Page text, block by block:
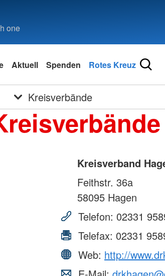
one
Aktuell Spenden Rotes Kreuz
Kreisverbände
Kreisverband
Feithstr. 36a
58095 Hagen
Telefon: 02331
Telefax: 02331
Web: http://